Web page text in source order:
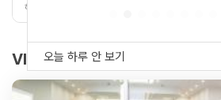
VIP 채용정보
오늘 하루 안 보기